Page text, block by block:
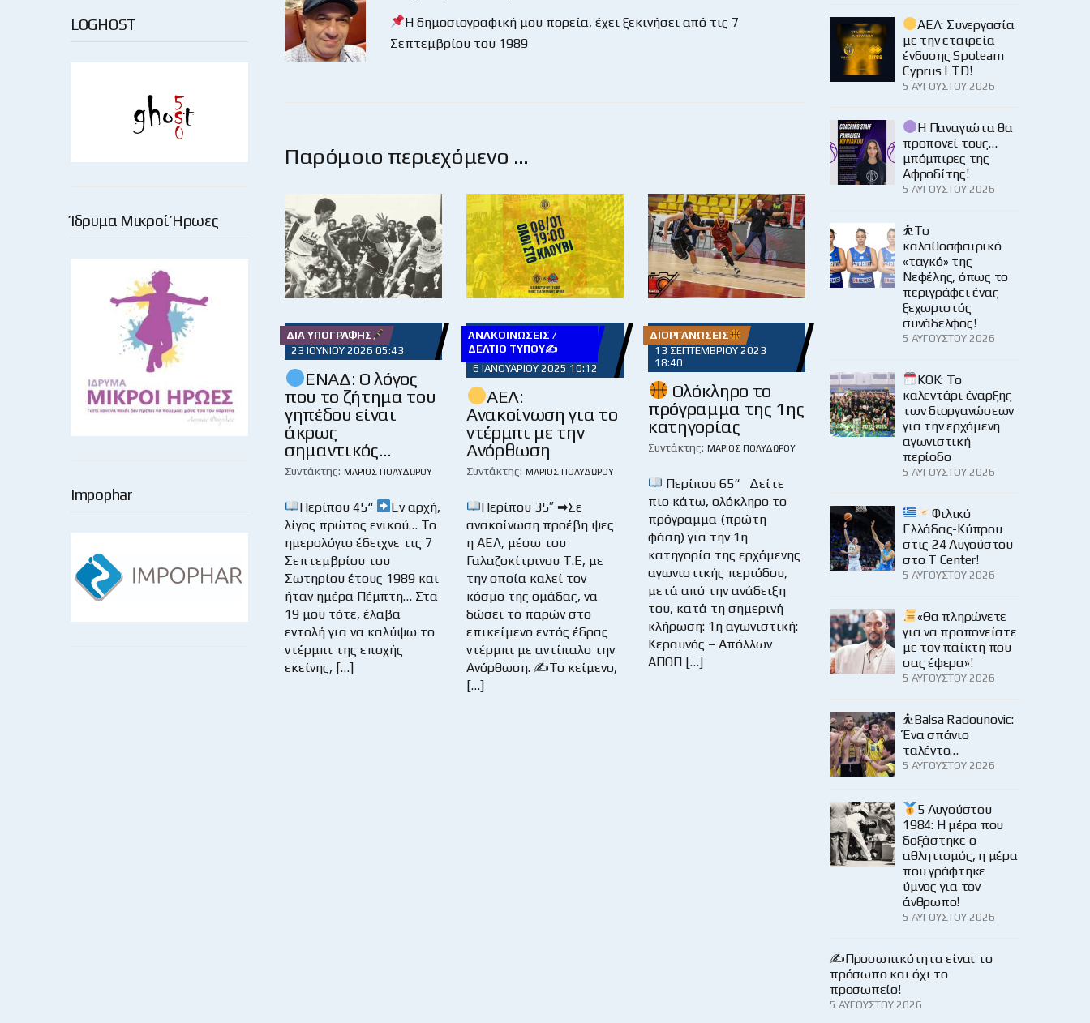
LOGHOST
Ίδρυμα Μικροί Ήρωες
Impophar
Η δημοσιογραφική μου πορεία, έχει ξεκινήσει από τις 7
Σεπτεμβρίου του 1989
Παρόμοιο περιεχόμενο …
ΔΙΑ ΥΠΟΓΡΑΦΉΣ
23 ΙΟΥΝΊΟΥ 2026 05:43
ΕΝΑΔ: Ο λόγος
που το ζήτημα του
γηπέδου είναι
άκρως
σημαντικός…
Συντάκτης: ΜΆΡΙΟΣ ΠΟΛΥΔΏΡΟΥ
Περίπου 45“
Εν αρχή,
λίγος πρώτος ενικού… Το
ημερολόγιο έδειχνε τις 7
Σεπτεμβρίου του
Σωτηρίου έτους 1989 και
ήταν ημέρα Πέμπτη… Στα
19 μου τότε, έλαβα
εντολή για να καλύψω το
ντέρμπι της εποχής
εκείνης, […]
ΑΝΑΚΟΙΝΏΣΕΙΣ /
ΔΕΛΤΊΟ ΤΎΠΟΥ✍
6 ΙΑΝΟΥΑΡΊΟΥ 2025 10:12
ΑΕΛ:
Ανακοίνωση για το
ντέρμπι με την
Ανόρθωση
Συντάκτης: ΜΆΡΙΟΣ ΠΟΛΥΔΏΡΟΥ
Περίπου 35″ ➡Σε
ανακοίνωση προέβη ψες
η ΑΕΛ, μέσω του
Γαλαζοκίτρινου Τ.Ε, με
την οποία καλεί τον
κόσμο της ομάδας, να
δώσει το παρών στο
επικείμενο εντός έδρας
ντέρμπι με αντίπαλο την
Ανόρθωση. ✍Το κείμενο,
[…]
ΔΙΟΡΓΑΝΏΣΕΙΣ
13 ΣΕΠΤΕΜΒΡΊΟΥ 2023
18:40
Ολόκληρο το
πρόγραμμα της 1ης
κατηγορίας
Συντάκτης: ΜΆΡΙΟΣ ΠΟΛΥΔΏΡΟΥ
Περίπου 65“ Δείτε
πιο κάτω, ολόκληρο το
πρόγραμμα (πρώτη
φάση) για την 1η
κατηγορία της ερχόμενης
αγωνιστικής περιόδου,
μετά από την ανάδειξη
του, κατά τη σημερινή
κλήρωση: 1η αγωνιστική:
Κεραυνός – Απόλλων
ΑΠΟΠ […]
ΑΕΛ: Συνεργασία
με την εταιρεία
ένδυσης Spoteam
Cyprus LTD!
5 ΑΥΓΟΎΣΤΟΥ 2026
Η Παναγιώτα θα
προπονεί τους…
μπόμπιρες της
Αφροδίτης!
5 ΑΥΓΟΎΣΤΟΥ 2026
⛹️‍Το
καλαθοσφαιρικό
«ταγκό» της
Νεφέλης, όπως το
περιγράφει ένας
ξεχωριστός
συνάδελφος!
5 ΑΥΓΟΎΣΤΟΥ 2026
KOK: Το
καλεντάρι έναρξης
των διοργανώσεων
για την ερχόμενη
αγωνιστική
περίοδο
5 ΑΥΓΟΎΣΤΟΥ 2026
Φιλικό
Ελλάδας-Κύπρου
στις 24 Αυγούστου
στο Τ Center!
5 ΑΥΓΟΎΣΤΟΥ 2026
«Θα πληρώνετε
για να προπονείστε
με τον παίκτη που
σας έφερα»!
5 ΑΥΓΟΎΣΤΟΥ 2026
⛹️Balsa Radounovic:
Ένα σπάνιο
ταλέντο…
5 ΑΥΓΟΎΣΤΟΥ 2026
5 Αυγούστου
1984: Η μέρα που
δοξάστηκε ο
αθλητισμός, η μέρα
που γράφτηκε
ύμνος για τον
άνθρωπο!
5 ΑΥΓΟΎΣΤΟΥ 2026
✍️Προσωπικότητα είναι το
πρόσωπο και όχι το
προσωπείο!
5 ΑΥΓΟΎΣΤΟΥ 2026